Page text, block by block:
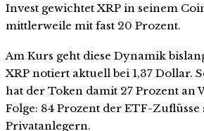
Invest gewichtet XRP in seinem
mittlerweile mit fast 20 Prozent.
Am Kurs geht diese Dynamik
XRP notiert aktuell bei 1,37 Dollar.
hat der Token damit 27 Prozent an
Folge: 84 Prozent der ETF-
Privatanlegern.